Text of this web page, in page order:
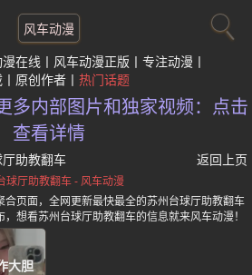
风车动漫
漫在线 风车动漫正版
专注动漫
原创作者 热门话题
多内部图片和独家视频：点击
查看详情
助教翻车 返回上页
球厅助教翻车 - 风车动漫
合页面，全网更新最快最全的苏州台球厅助教翻车
想看苏州台球厅助教翻车的信息就来风车动漫！
大胆